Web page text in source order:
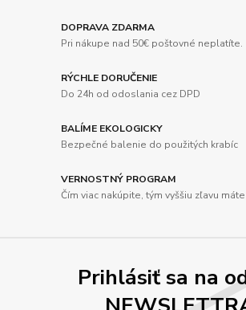
DOPRAVA ZDARMA
Pri nákupe nad 50€ poštovné neplatíte.
RÝCHLE DORUČENIE
Do 24h od odoslania cez DPD
BALÍME EKOLOGICKY
Bezpečné balenie do použitých krabíc
VERNOSTNÝ PROGRAM
Čím viac nakúpite, tým vyššiu zľavu máte
Prihlásiť sa na